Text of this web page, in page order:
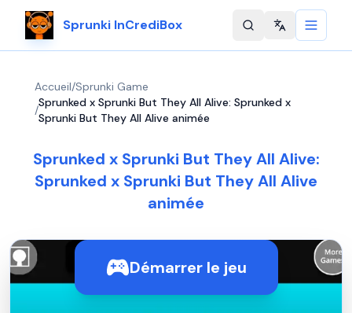
Sprunki InCrediBox Change
Accueil/Sprunki Game
/
Sprunked x Sprunki But They All Alive: Sprunked x
Sprunki But They All Alive animée
Sprunked x Sprunki But They All Alive:
Sprunked x Sprunki But They All Alive
animée
Démarrer le jeu